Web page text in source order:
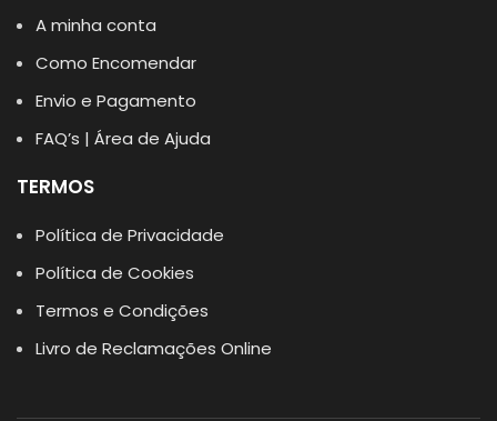
A minha conta
Como Encomendar
Envio e Pagamento
FAQ’s | Área de Ajuda
TERMOS
Política de Privacidade
Política de Cookies
Termos e Condições
Livro de Reclamações Online